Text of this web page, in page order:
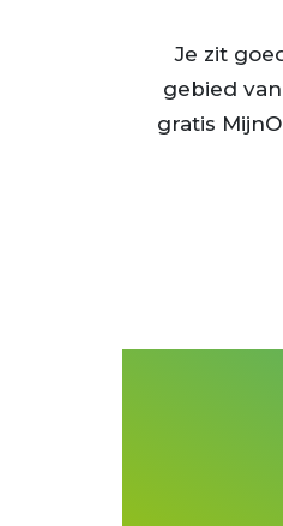
Je zit
gebied
gratis